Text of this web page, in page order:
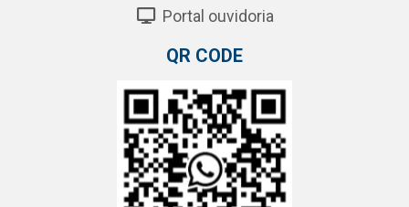
Portal ouvidoria
QR CODE